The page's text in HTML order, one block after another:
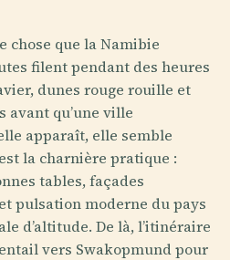
chose que la Namibie
filent pendant des heures
dunes rouge rouille et
avant qu’une ville
apparaît, elle semble
la charnière pratique :
tables, façades
pulsation moderne du pays
d’altitude. De là, l’itinéraire
vers Swakopmund pour